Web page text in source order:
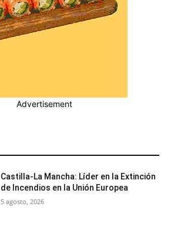
Castilla-La Mancha: Líder en la Extinción
de Incendios en la Unión Europea
5 agosto, 2026